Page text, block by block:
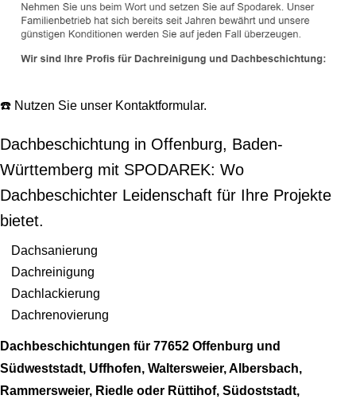
☎️ Nutzen Sie unser Kontaktformular.
Dachbeschichtung in Offenburg, Baden-
Württemberg mit SPODAREK: Wo
Dachbeschichter Leidenschaft für Ihre Projekte
bietet.
Dachsanierung
Dachreinigung
Dachlackierung
Dachrenovierung
Dachbeschichtungen für 77652 Offenburg und
Südweststadt, Uffhofen, Waltersweier, Albersbach,
Rammersweier, Riedle oder Rüttihof, Südoststadt,